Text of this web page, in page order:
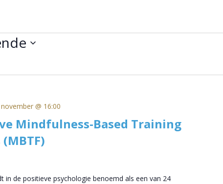
Mindfulness-Based Training
@ 16:00
in de positieve psychologie benoemd als een van 24